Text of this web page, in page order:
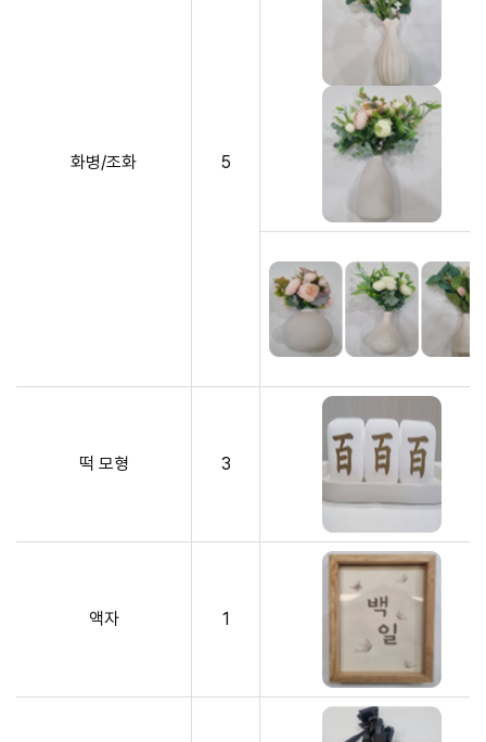
화병/조화 5
떡 모형 3
액자 1